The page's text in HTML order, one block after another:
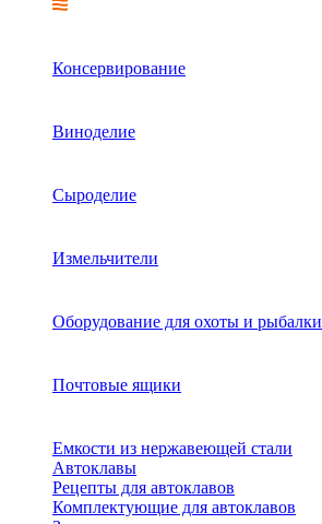
Консервирование
Виноделие
Сыроделие
Измельчители
Оборудование для охоты и рыбалки
Почтовые ящики
Емкости из нержавеющей стали
Автоклавы
Рецепты для автоклавов
Комплектующие для автоклавов